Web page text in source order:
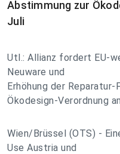
Abstimmung zur
Juli
Utl.: Allianz fordert EU-
Neuware und
Erhöhung der
Ökodesign-Verordnung
Wien/Brüssel (OTS) -
Use Austria und